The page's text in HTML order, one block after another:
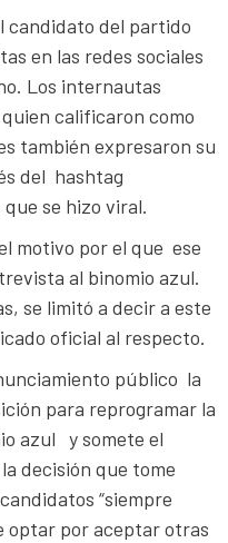
candidato del partido
en las redes sociales
Los internautas
calificaron como
también expresaron su
del hashtag
se hizo viral.
motivo por el que ese
al binomio azul.
se limitó a decir a este
oficial al respecto.
público la
para reprogramar la
azul y somete el
decisión que tome
“siempre
optar por aceptar otras